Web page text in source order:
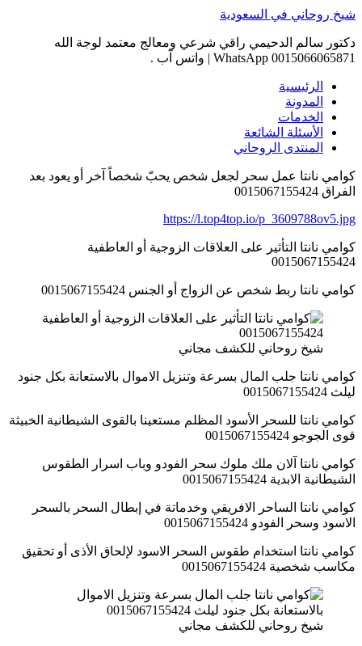
Skip
content
شيخ روحاني في السعودية
دكتور سالم الدحيمي راقي شرعي ومعالج معتمد لوجة الله
0015066065871 WhatsApp | واتس آب .
الرئيسية
المدونة
الخدمات
الأسئلة الشائعة
المنتدى الروحاني
كوامي نانتا عمل سحر لجعل شخص يحبّ شخصاً آخر أو يعود بعد
الفراق 0015067155424
https://l.top4top.io/p_3609788ov5.jpg
كوامي نانتا التأثير على العلاقات الزوجية أو العاطفية
0015067155424
كوامي نانتا ربط شخص عن الزواج أو الجنس 0015067155424
شيخ روحاني للكشف مجاني
كوامي نانتا جلب المال بسرعة وتنزيل الاموال بالاستعانة بكل جنود
ليلث 0015067155424
كوامي نانتا للسحر الأسود المظلم مستعينا بالقوى الشيطانية الخبيثة
قوى الجوجو 0015067155424
كوامي نانتا آلان ملك ملوك سحر الفودو وباب اسرار الطقوس
الشيطانية الابدية 0015067155424
كوامي نانتا الساحر الافريقي وخدماتة في إبطال السحر بالسحر
الاسود وسحر الفودو 0015067155424
كوامي نانتا استخدام طقوس السحر الاسود لإلحاق الأذى أو تحقيق
مكاسب شخصية 0015067155424
شيخ روحاني للكشف مجاني